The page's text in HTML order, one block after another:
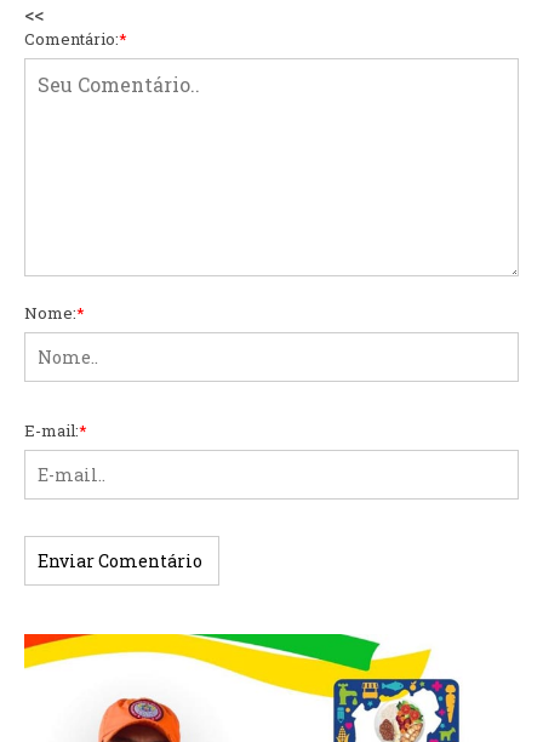
<<
Comentário:*
Nome:*
E-mail:*